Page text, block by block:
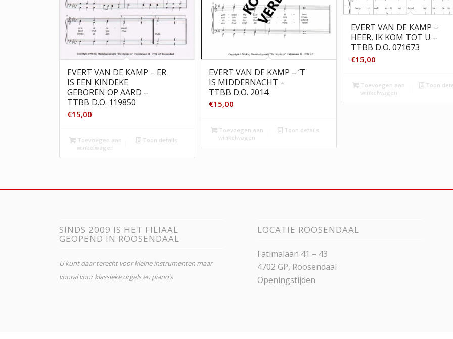
EVERT VAN DE KAMP – ER
IS EEN KINDEKE
GEBOREN OP AARD –
TTBB D.O. 119850
€15,00
Toevoegen aan
winkelwagen
Toon details
EVERT VAN DE KAMP – ’T
IS MIDDERNACHT –
TTBB D.O. 2014
€15,00
Toevoegen aan
winkelwagen
Toon details
EVERT VAN DE KAMP –
HEER, IK KOM TOT U –
TTBB D.O. 071673
€15,00
Toevoegen aan
winkelwagen
Toon
SINDS 2009 IS HET FILIAAL
GEOPEND IN ROOSENDAAL
U kunt daar terecht voor kleine instrumenten maar
vooral voor klassieke orgels en piano’s
LOCATIE ROOSENDAAL
Fatimalaan 41 – 43
4702 GP, Roosendaal
Openingstijden